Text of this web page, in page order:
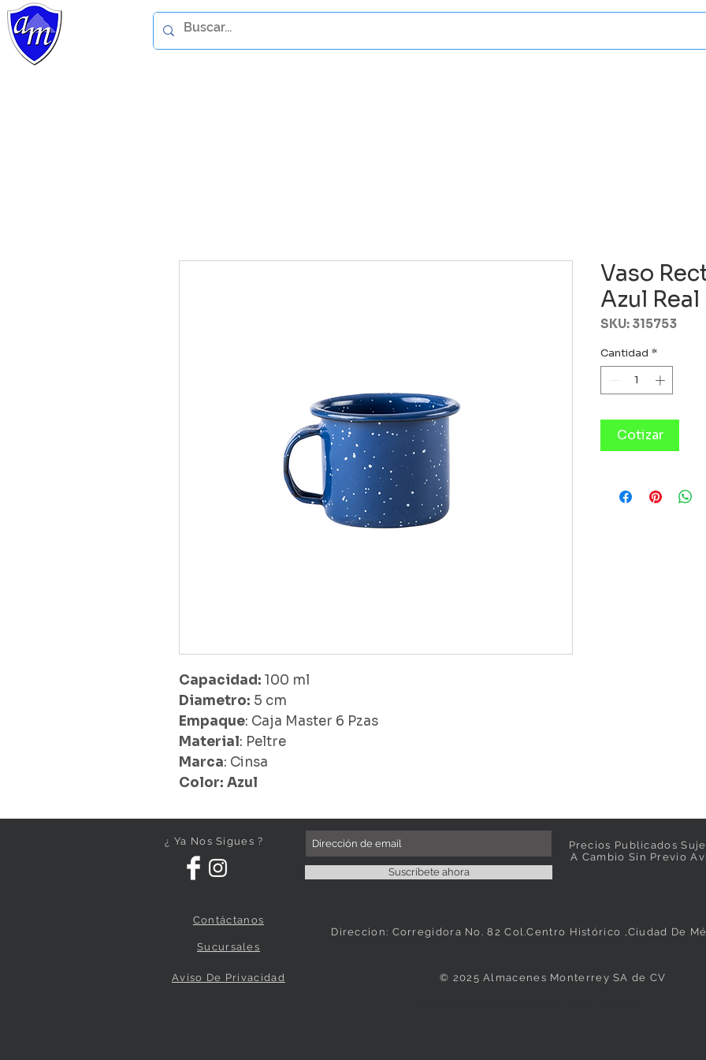
Capacidad: 100 ml
Diametro: 5 cm
Empaque: Caja Master 6 Pzas
Material: Peltre
Marca: Cinsa
Color: Azul
Vaso
Azul
SKU: 315753
Cantidad *
Cotizar
¿ Ya Nos Sigues ?
Suscríbete ahora
Precios Publicados
A Cambio Sin Previo
Contáctanos
Direccion: Corregidora No. 82 Col.Centro Histórico ,Ciudad De
Sucursales
Aviso De Privacidad © 2025 Almacenes Monterrey SA de CV